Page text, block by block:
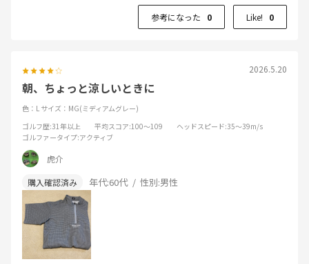
参考になった 0 Like! 0
2026.5.20
朝、ちょっと涼しいときに
色：L サイズ：MG(ミディアムグレー)
ゴルフ歴:31年以上 平均スコア:100～109 ヘッドスピード:35～39m/s
ゴルファータイプ:アクティブ
虎介
年代:60代 性別:男性